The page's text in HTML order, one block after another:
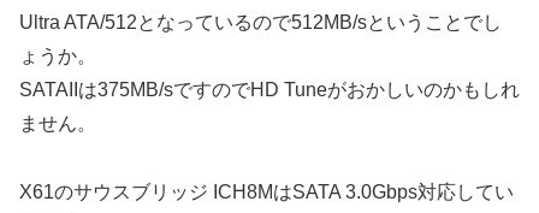
Ultra ATA/512となっているので512MB/sということでし
ょうか。
SATAIIは375MB/sですのでHD Tuneがおかしいのかもしれ
ません。
X61のサウスブリッジ ICH8MはSATA 3.0Gbps対応してい